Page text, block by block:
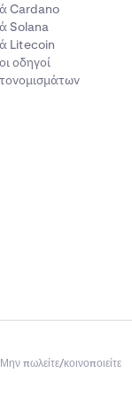
Cardano
Solana
Litecoin
οδηγοί
Μην πωλείτε/κοινοποιείτε